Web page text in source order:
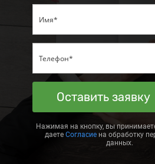
Оставить заявку
Нажимая на кнопку, вы
даете Согласие на обработку
данных.